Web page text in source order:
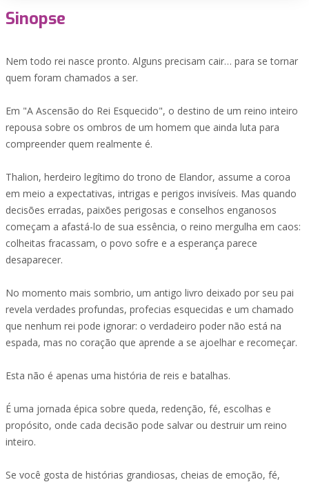
Sinopse
Nem todo rei nasce pronto. Alguns precisam cair… para se tornar
quem foram chamados a ser.
Em "A Ascensão do Rei Esquecido", o destino de um reino inteiro
repousa sobre os ombros de um homem que ainda luta para
compreender quem realmente é.
Thalion, herdeiro legítimo do trono de Elandor, assume a coroa
em meio a expectativas, intrigas e perigos invisíveis. Mas quando
decisões erradas, paixões perigosas e conselhos enganosos
começam a afastá-lo de sua essência, o reino mergulha em caos:
colheitas fracassam, o povo sofre e a esperança parece
desaparecer.
No momento mais sombrio, um antigo livro deixado por seu pai
revela verdades profundas, profecias esquecidas e um chamado
que nenhum rei pode ignorar: o verdadeiro poder não está na
espada, mas no coração que aprende a se ajoelhar e recomeçar.
Esta não é apenas uma história de reis e batalhas.
É uma jornada épica sobre queda, redenção, fé, escolhas e
propósito, onde cada decisão pode salvar ou destruir um reino
inteiro.
Se você gosta de histórias grandiosas, cheias de emoção, fé,